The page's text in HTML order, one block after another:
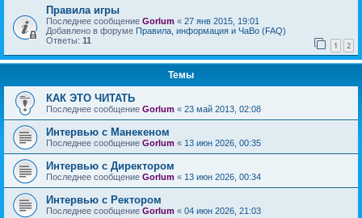
Правила игры
Последнее сообщение Gorlum « 27 янв 2015, 19:01
Добавлено в форуме Правила, информация и ЧаВо (FAQ)
Ответы: 11 1 2
Темы
КАК ЭТО ЧИТАТЬ
Последнее сообщение Gorlum « 23 май 2013, 02:08
Интервью с Манекеном
Последнее сообщение Gorlum « 13 июн 2026, 00:35
Интервью с Директором
Последнее сообщение Gorlum « 13 июн 2026, 00:34
Интервью с Ректором
Последнее сообщение Gorlum « 04 июн 2026, 21:03